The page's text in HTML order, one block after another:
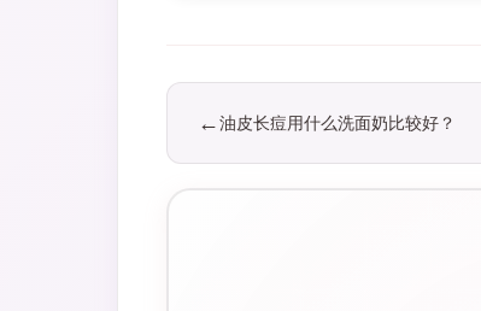
油皮长痘用什么洗面奶比较好？